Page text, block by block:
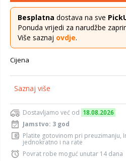
Besplatna dostava na sve
Ponuda vrijedi za narudžbe
Više saznaj ovdje.
Cijena
Saznaj više
Dostavljamo već od 18.08.2026
Jamstvo: 3 god
Platite gotovinom pri preuzimanju,
jednokratno i na rate
Povrat robe moguć unutar 14 dana